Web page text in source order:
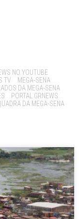
NO YOUTUBE
TV
MEGA-SENA
DA MEGA-SENA
PORTAL GRNEWS
DA MEGA-SENA